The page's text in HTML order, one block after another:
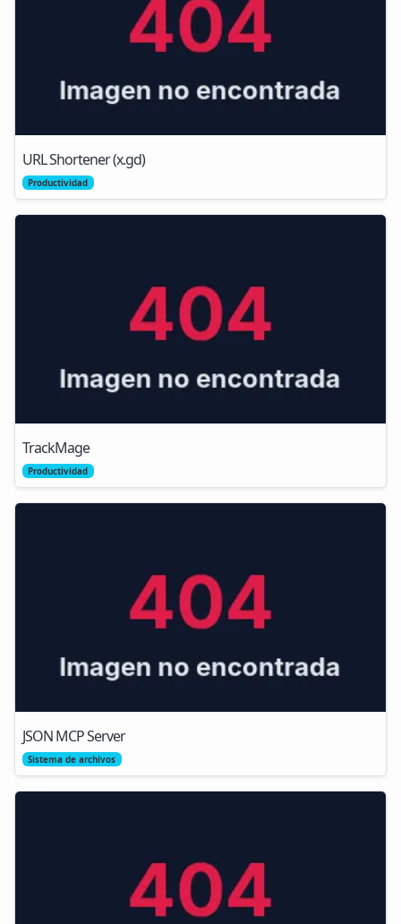
URL Shortener (x.gd)
Productividad
TrackMage
Productividad
JSON MCP Server
Sistema de archivos